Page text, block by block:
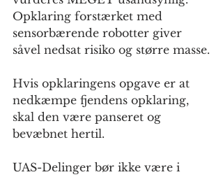
Opklaring forstærket med
sensorbærende robotter giver
såvel nedsat risiko og større masse.
Hvis opklaringens opgave er at
nedkæmpe fjendens opklaring,
skal den være panseret og
bevæbnet hertil.
UAS-Delinger bør ikke være i